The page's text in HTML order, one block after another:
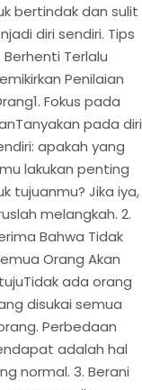
bertindak dan sulit
diri sendiri. Tips
Berhenti Terlalu
Penilaian
Fokus pada
pada diri
apakah yang
lakukan penting
tujuanmu? Jika iya,
melangkah. 2.
Bahwa Tidak
Orang Akan
ada orang
disukai semua
Perbedaan
adalah hal
normal. 3. Berani